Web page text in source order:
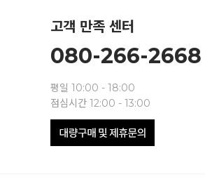
고객 만족 센터
080-266-2668
평일 10:00 - 18:00
점심시간 12:00 - 13:00